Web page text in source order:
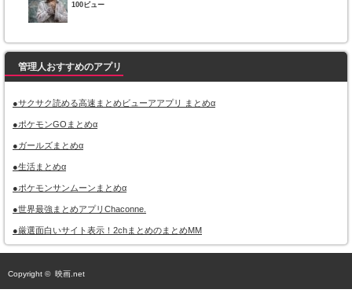
100ビュー
管理人おすすめのアプリ
●サクサク読める高速まとめビューアアプリ まとめα
●ポケモンGOまとめα
●ガールズまとめα
●生活まとめα
●ポケモンサンムーンまとめα
●世界最強まとめアプリChaconne.
●厳選面白いサイト表示！2chまとめのまとめMM
Copyright © 映画.net